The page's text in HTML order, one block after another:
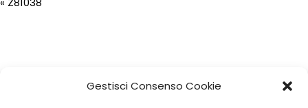
Gestisci Consenso Cookie